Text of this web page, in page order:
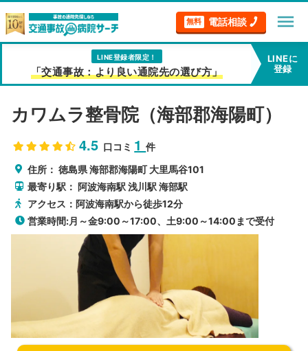
無料 電話相談 menu
LINE登録者限定！
「交通事故：より良い通院先の選び方」
LINEに
登録
カワムラ整骨院（海部郡海陽町）
4.5 口コミ 1件
住所：徳島県海部郡海陽町 大里馬谷101
最寄り駅：阿波海南駅 浅川駅 海部駅
アクセス：阿波海南駅から徒歩12分
営業時間:月～金9:00～17:00、土9:00～14:00まで受付